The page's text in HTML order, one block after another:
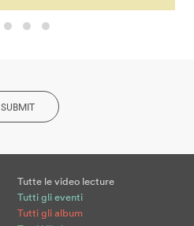
SUBMIT
Tutte le video lecture
Tutti gli eventi
Tutti gli album